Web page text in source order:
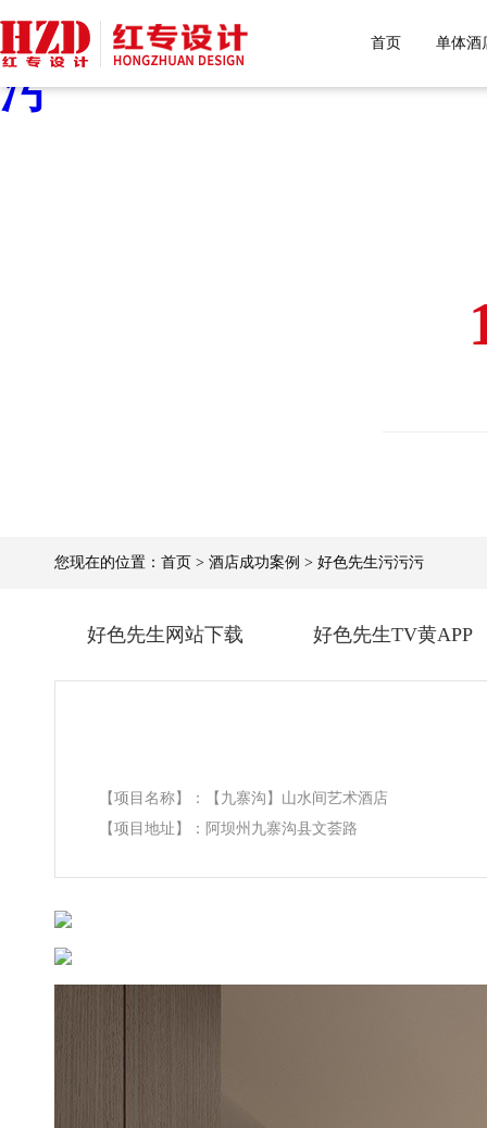
好色先生污下载,好色
污
首页 单体酒
您现在的位置： 首页 > 酒店成功案例 > 好色先生污污污
好色先生网站下载 好色先生TV黄APP
【项目名称】：【九寨沟】山水间艺术酒店
【项目地址】：阿坝州九寨沟县文荟路